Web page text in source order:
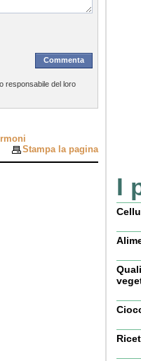
responsabile del loro
Stampa la pagina
I